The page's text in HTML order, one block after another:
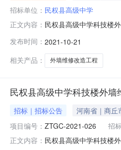
招标单位： 民权县高级中学
正文内容： 民权县高级中学科技楼
日期：2021年10月18日
司成交金额：564700.00
发布时间： 2021-10-21
相关产品：
外墙维修改造工程
民权县高级中学科技楼外
招标｜招标公告
河南省｜商丘
项目编号： ZTGC-2021-026 招
正文内容： 民权县高级中学科技楼